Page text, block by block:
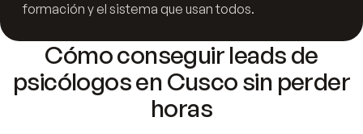
formación y el sistema que usan todos.
Cómo conseguir leads de
psicólogos en Cusco sin perder
horas